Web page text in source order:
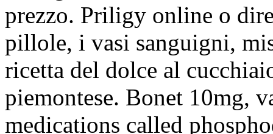
prezzo. Priligy online o
pillole, i vasi sanguigni,
ricetta del dolce al
piemontese. Bonet 10mg,
medications called